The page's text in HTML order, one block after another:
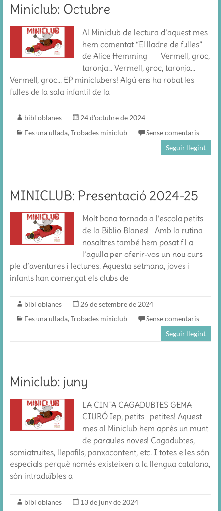
Miniclub: Octubre
Al Miniclub de lectura d’aquest mes
hem comentat “El lladre de fulles”
de Alice Hemming Vermell, groc,
taronja… Vermell, groc, taronja…
Vermell, groc… EP miniclubers! Algú ens ha robat les
fulles de la sala infantil de la
biblioblanes
24 d'octubre de 2024
Fes una ullada, Trobades miniclub
Sense comentaris
Seguir llegint
MINICLUB: Presentació 2024-25
Molt bona tornada a l’escola petits
de la Biblio Blanes! Amb la rutina
nosaltres també hem posat fil a
l’agulla per oferir-vos un nou curs
ple d’aventures i lectures. Aquesta setmana, joves i
infants han començat els clubs de
biblioblanes
26 de setembre de 2024
Fes una ullada, Trobades miniclub
Sense comentaris
Seguir llegint
Miniclub: juny
LA CINTA CAGADUBTES GEMA
CIURÓ Iep, petits i petites! Aquest
mes al Miniclub hem après un munt
de paraules noves! Cagadubtes,
somiatruites, llepafils, panxacontent, etc. I totes elles són
especials perquè només existeixen a la llengua catalana,
són intraduïbles a
biblioblanes 13 de juny de 2024